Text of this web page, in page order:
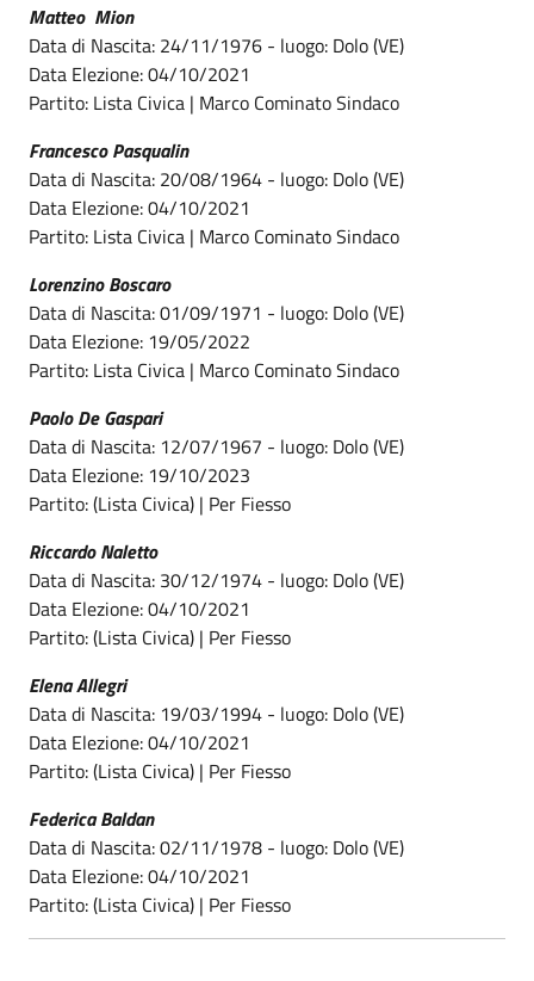
Matteo Mion
Data di Nascita: 24/11/1976 - luogo: Dolo (VE)
Data Elezione: 04/10/2021
Partito: Lista Civica | Marco Cominato Sindaco
Francesco Pasqualin
Data di Nascita: 20/08/1964 - luogo: Dolo (VE)
Data Elezione: 04/10/2021
Partito: Lista Civica | Marco Cominato Sindaco
Lorenzino Boscaro
Data di Nascita: 01/09/1971 - luogo: Dolo (VE)
Data Elezione: 19/05/2022
Partito: Lista Civica | Marco Cominato Sindaco
Paolo De Gaspari
Data di Nascita: 12/07/1967 - luogo: Dolo (VE)
Data Elezione: 19/10/2023
Partito: (Lista Civica) | Per Fiesso
Riccardo Naletto
Data di Nascita: 30/12/1974 - luogo: Dolo (VE)
Data Elezione: 04/10/2021
Partito: (Lista Civica) | Per Fiesso
Elena Allegri
Data di Nascita: 19/03/1994 - luogo: Dolo (VE)
Data Elezione: 04/10/2021
Partito: (Lista Civica) | Per Fiesso
Federica Baldan
Data di Nascita: 02/11/1978 - luogo: Dolo (VE)
Data Elezione: 04/10/2021
Partito: (Lista Civica) | Per Fiesso